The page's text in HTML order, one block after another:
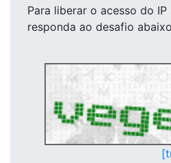
Para liberar o acesso do IP
responda ao desafio